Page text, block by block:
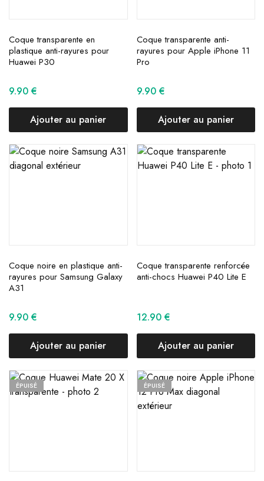
Coque transparente en
plastique anti-rayures pour
Huawei P30
9.90 €
Ajouter au panier
Coque transparente anti-
rayures pour Apple iPhone 11
Pro
9.90 €
Ajouter au panier
Coque noire en plastique anti-
rayures pour Samsung Galaxy
A31
9.90 €
Ajouter au panier
Coque transparente renforcée
anti-chocs Huawei P40 Lite E
12.90 €
Ajouter au panier
ÉPUISÉ ÉPUISÉ